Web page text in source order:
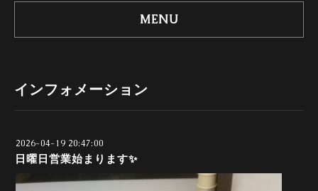
MENU
インフォメーション
2026-04-19 20:47:00
日曜日営業始まります✨